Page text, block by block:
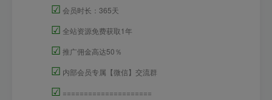
☑ 会员时长：365天
☑ 全站资源免费获取1年
☑ 推广佣金高达50％
☑ 内部会员专属【微信】交流群
☑ =====================